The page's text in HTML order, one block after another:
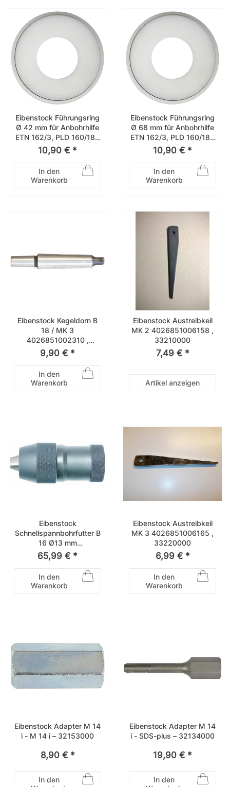
Eibenstock Führungsring
Ø 42 mm für Anbohrhilfe
ETN 162/3, PLD 160/182
– 35841042
10,90 € *
In den
Warenkorb
Eibenstock Führungsring
Ø 68 mm für Anbohrhilfe
ETN 162/3, PLD 160/182
– 35841068
10,90 € *
In den
Warenkorb
Eibenstock Kegeldorn B
18 / MK 3
4026851002310 ,
33122000
9,90 € *
In den
Warenkorb
Eibenstock Austreibkeil
MK 2 4026851006158 ,
33210000
7,49 € *
Artikel anzeigen
Eibenstock
Schnellspannbohrfutter B
16 Ø13 mm
4026851006226 ,
33431000
65,99 € *
In den
Warenkorb
Eibenstock Austreibkeil
MK 3 4026851006165 ,
33220000
6,99 € *
In den
Warenkorb
Eibenstock Adapter M 14
i - M 14 i – 32153000
8,90 € *
In den
Eibenstock Adapter M 14
i - SDS-plus – 32134000
19,90 € *
In den